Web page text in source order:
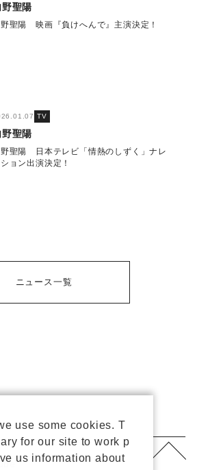
野聖陽
聖陽 映画『負けへんで』主演決定！
TV
野聖陽
聖陽 日本テレビ「情熱のしずく」ナレ
ョン出演決定！
ニュース一覧
use some cookies. T
for our site to work p
us information about